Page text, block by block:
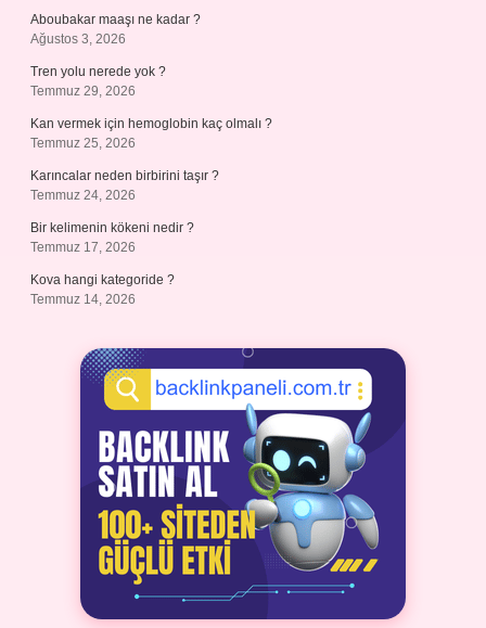
Aboubakar maaşı ne kadar ?
Ağustos 3, 2026
Tren yolu nerede yok ?
Temmuz 29, 2026
Kan vermek için hemoglobin kaç olmalı ?
Temmuz 25, 2026
Karıncalar neden birbirini taşır ?
Temmuz 24, 2026
Bir kelimenin kökeni nedir ?
Temmuz 17, 2026
Kova hangi kategoride ?
Temmuz 14, 2026